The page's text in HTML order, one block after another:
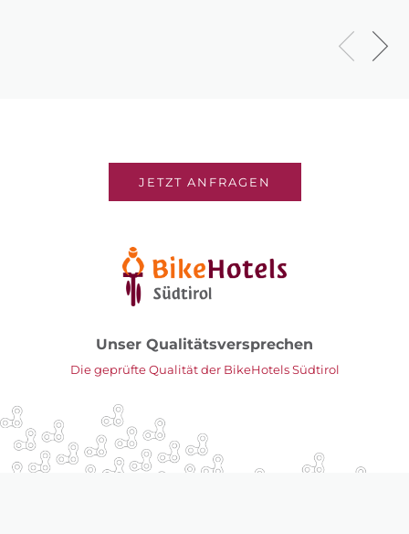
JETZT ANFRAGEN
Unser Qualitätsversprechen
Die geprüfte Qualität der BikeHotels Südtirol